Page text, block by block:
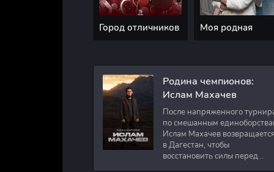
Город отличников Моя родная
Родина чемпионов:
Ислам Махачев
После напряженного
по смешанным
Ислам Махачев возвращается
в Дагестан, чтобы
восстановить силы перед